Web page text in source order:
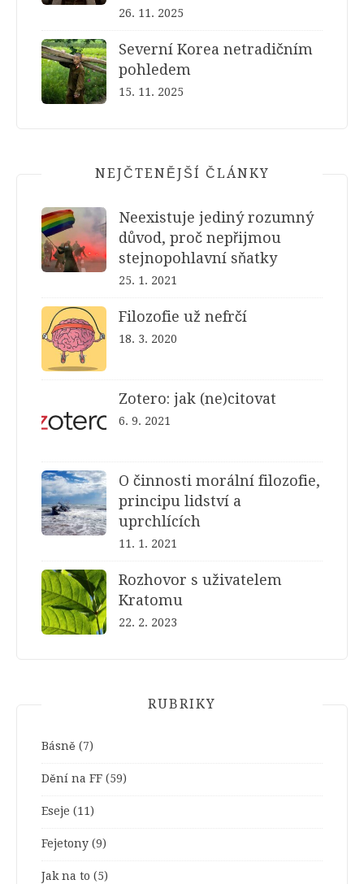
26. 11. 2025
Severní Korea netradičním
pohledem
15. 11. 2025
NEJČTENĚJŠÍ ČLÁNKY
Neexistuje jediný rozumný
důvod, proč nepřijmou
stejnopohlavní sňatky
25. 1. 2021
Filozofie už nefrčí
18. 3. 2020
Zotero: jak (ne)citovat
6. 9. 2021
O činnosti morální filozofie,
principu lidství a
uprchlících
11. 1. 2021
Rozhovor s uživatelem
Kratomu
22. 2. 2023
RUBRIKY
Básně (7)
Dění na FF (59)
Eseje (11)
Fejetony (9)
Jak na to (5)